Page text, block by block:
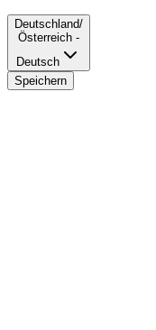
Deutschland/
Österreich -
Deutsch
Speichern